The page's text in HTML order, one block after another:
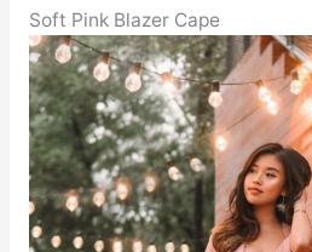
Soft Pink Blazer Cape